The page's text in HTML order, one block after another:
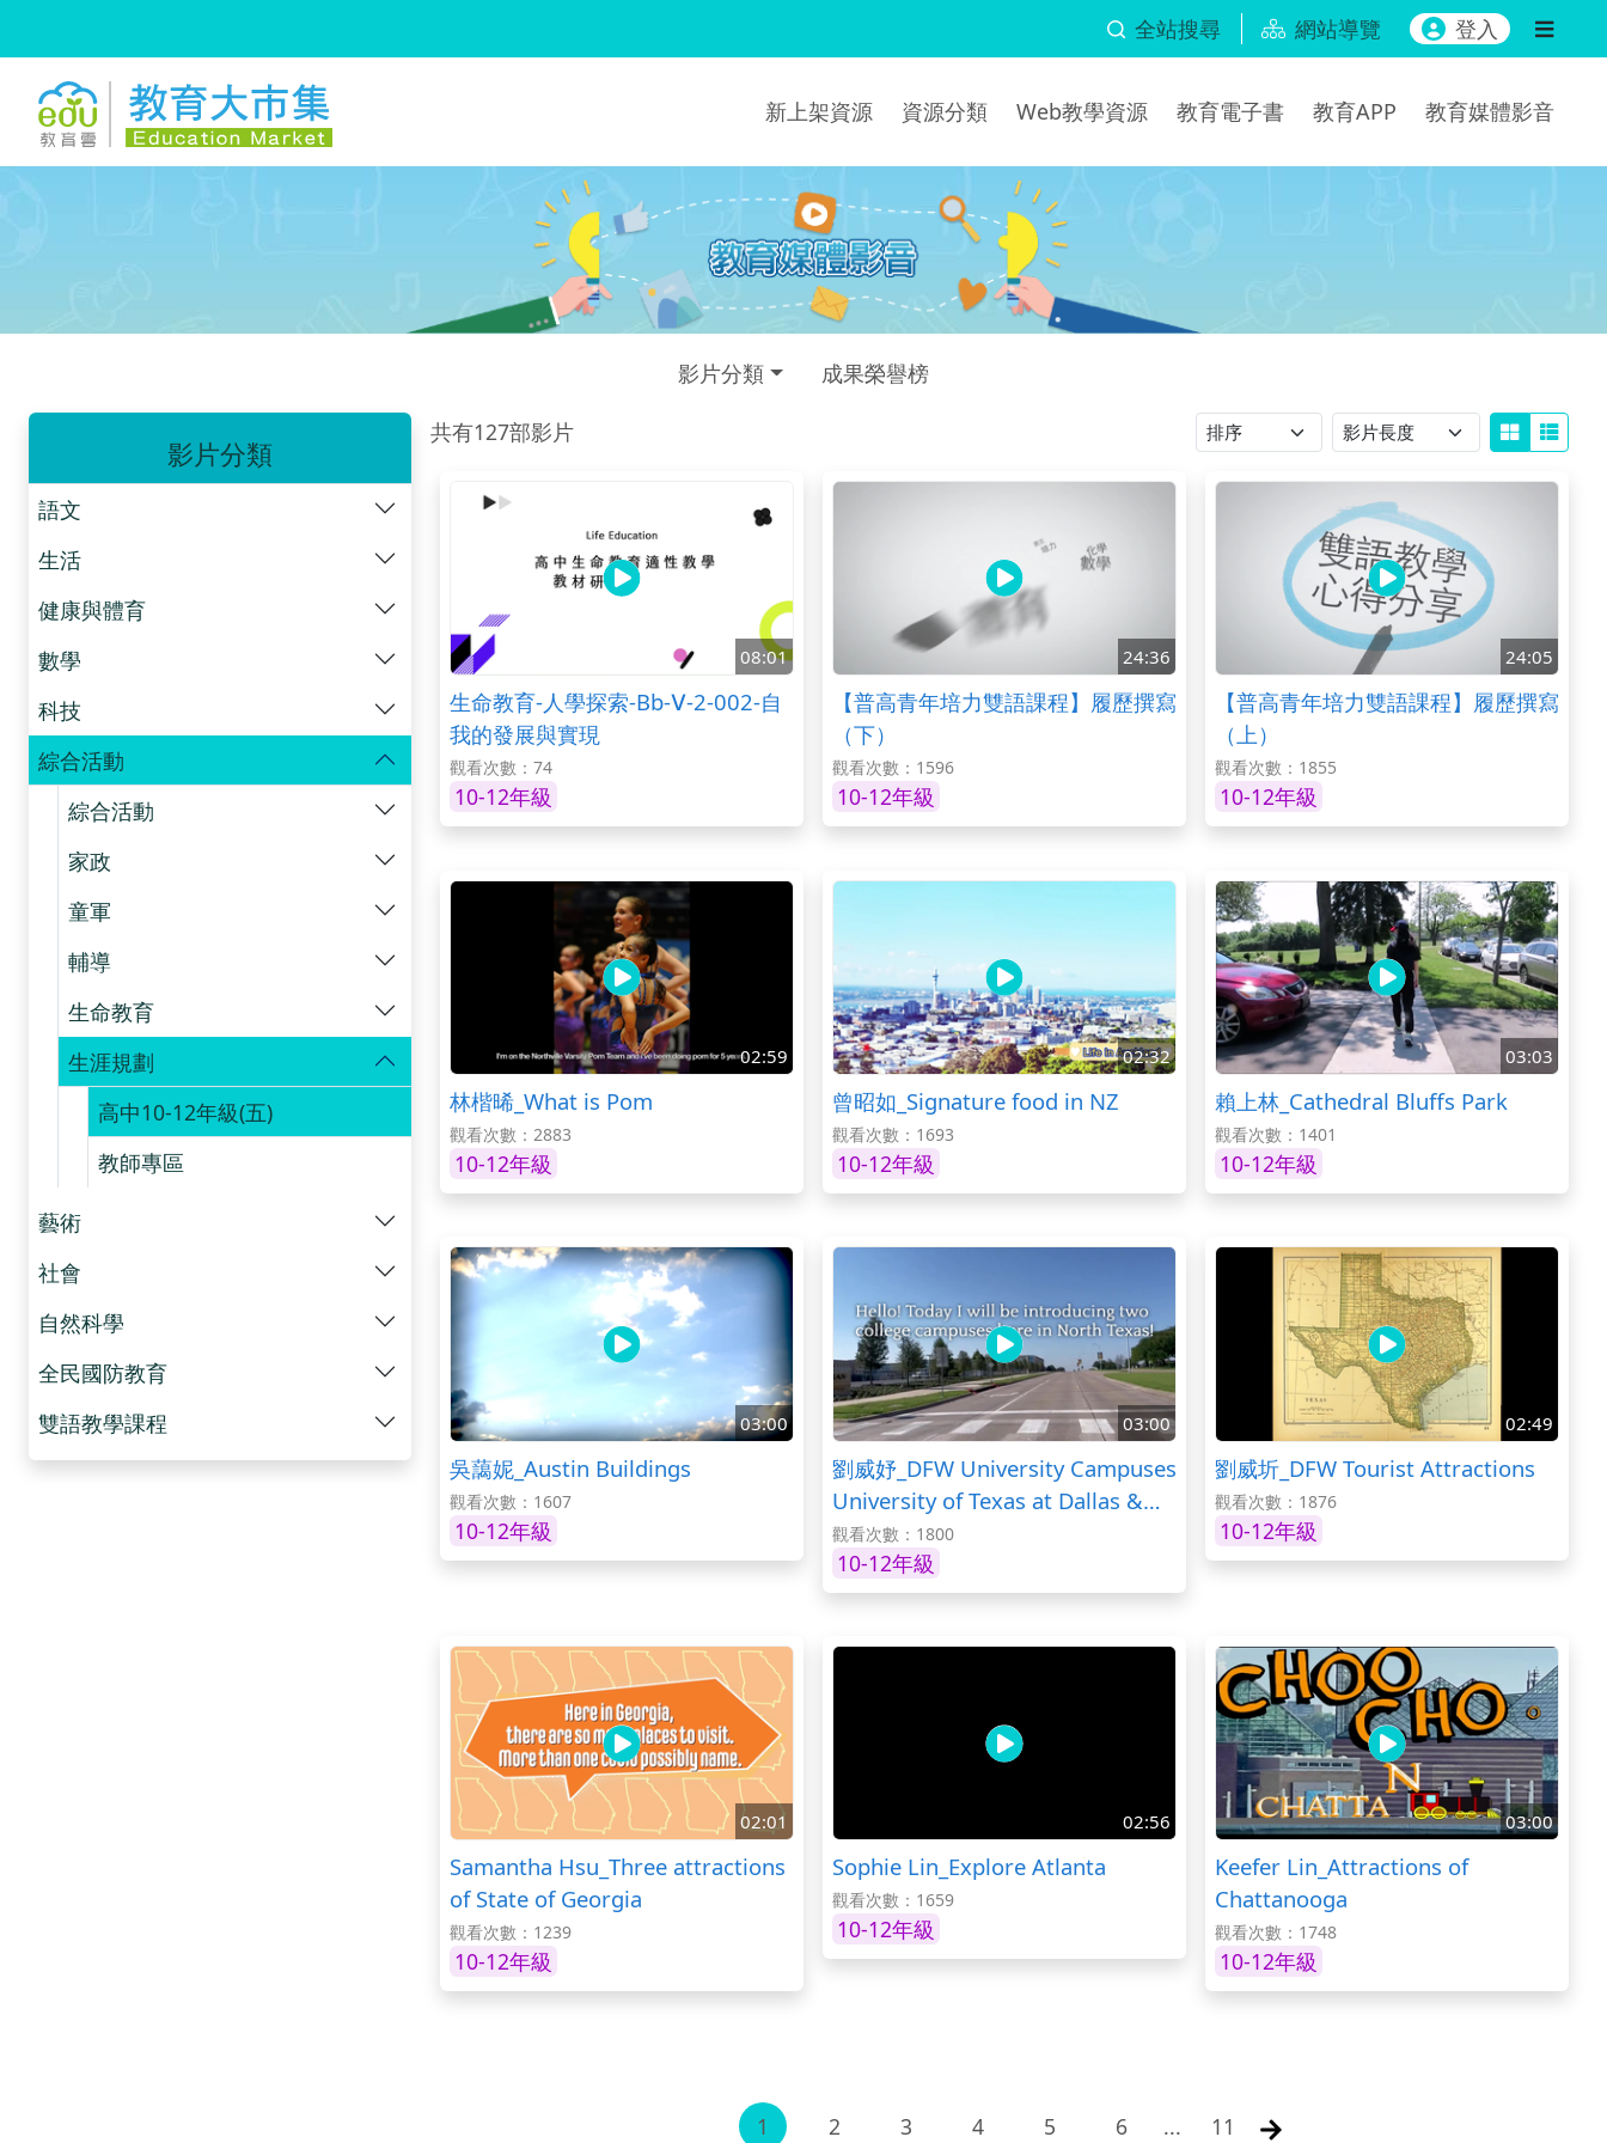
全站搜尋 網站導覽 登入
新上架資源 資源分類 Web教學資源 教育電子書 教育APP 教育媒體影音
影片分類 成果榮譽榜
影片分類
語文
生活
健康與體育
數學
科技
綜合活動
綜合活動
家政
童軍
輔導
生命教育
生涯規劃
高中10-12年級(五)
教師專區
藝術
社會
自然科學
全民國防教育
雙語教學課程
共有127部影片 排序 影片長度
08:01
生命教育-人學探索-Bb-Ⅴ-2-002-自
我的發展與實現
觀看次數：74
10-12年級
24:36
【普高青年培力雙語課程】履歷撰寫
（下）
觀看次數：1596
10-12年級
24:05
【普高青年培力雙語課程】履歷撰寫
（上）
觀看次數：1855
10-12年級
02:59
林楷晞_What is Pom
觀看次數：2883
10-12年級
02:32
曾昭如_Signature food in NZ
觀看次數：1693
10-12年級
03:03
賴上林_Cathedral Bluffs Park
觀看次數：1401
10-12年級
03:00
吳藹妮_Austin Buildings
觀看次數：1607
10-12年級
03:00
劉威妤_DFW University Campuses
University of Texas at Dallas &
Collin College
觀看次數：1800
10-12年級
02:49
劉威圻_DFW Tourist Attractions
觀看次數：1876
10-12年級
02:01
Samantha Hsu_Three attractions
of State of Georgia
觀看次數：1239
10-12年級
02:56
Sophie Lin_Explore Atlanta
觀看次數：1659
10-12年級
03:00
Keefer Lin_Attractions of
Chattanooga
觀看次數：1748
10-12年級
1 2 3 4 5 6 ... 11